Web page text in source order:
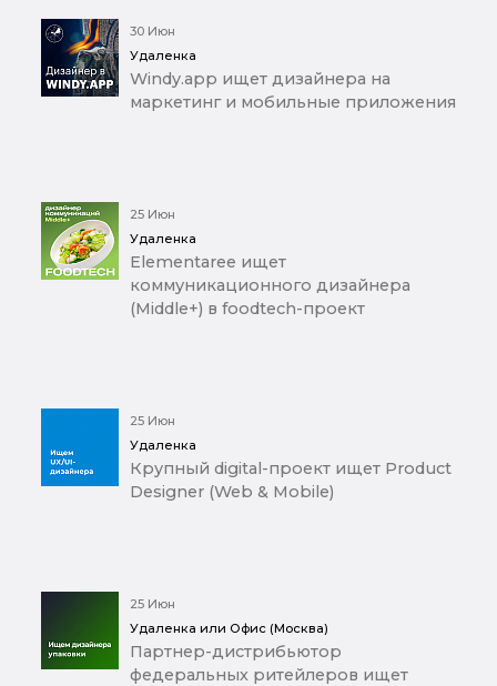
30 Июн
Удаленка
Windy.app ищет дизайнера на
маркетинг и мобильные приложения
25 Июн
Удаленка
Elementaree ищет
коммуникационного дизайнера
(Middle+) в foodtech-проект
25 Июн
Удаленка
Крупный digital-проект ищет Product
Designer (Web & Mobile)
25 Июн
Удаленка или Офис (Москва)
Партнер-дистрибьютор
федеральных ритейлеров ищет